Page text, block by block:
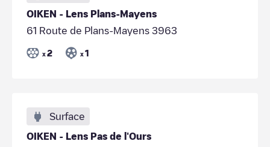
OIKEN - Lens Plans-Mayens
61 Route de Plans-Mayens 3963
x 2 x 1
Surface
OIKEN - Lens Pas de l'Ours